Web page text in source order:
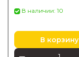
В наличии: 10
В корзину